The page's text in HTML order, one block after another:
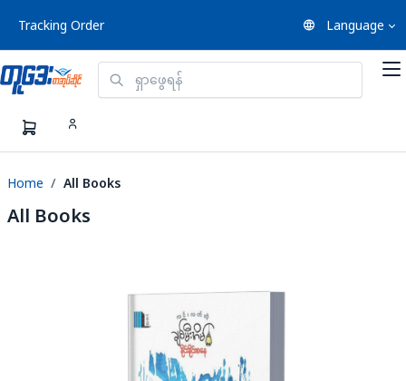
Tracking Order Language
Home All Books
All Books